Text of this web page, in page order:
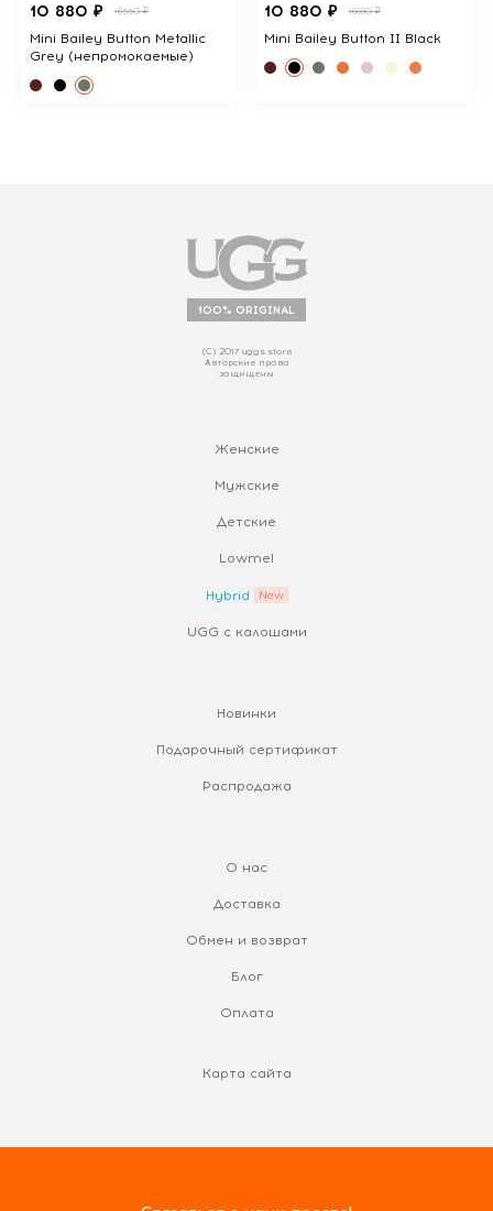
10 880 ₽ 16550 ₽
Mini Bailey Button Metallic
Grey (непромокаемые)
10 880 ₽ 16690 ₽
Mini Bailey Button II Black
100% ORIGINAL
(С) 2017 uggs.store
Авторские права
защищены
Женские
Мужские
Детские
Lowmel
Hybrid
UGG с калошами
Новинки
Подарочный сертификат
Распродажа
О нас
Доставка
Обмен и возврат
Блог
Оплата
Карта сайта